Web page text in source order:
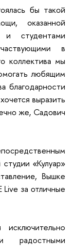
бы такой
оказанной
и студентами
в
коллектива мы
любящим
благодарности
выразить
же, Садович
«Кулуар»
Вышке
за отличные
радостными